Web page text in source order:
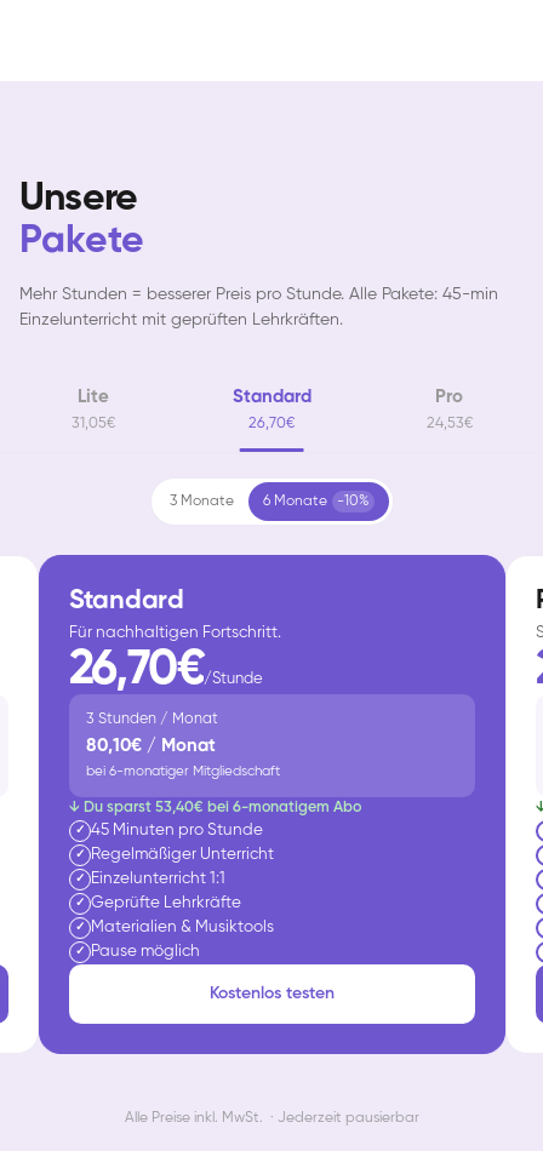
Unsere
Pakete
Mehr Stunden = besserer Preis pro Stunde. Alle Pakete: 45-min
Einzelunterricht mit geprüften Lehrkräften.
Lite
31,05€
Standard
26,70€
Pro
24,53€
3 Monate 6 Monate -10%
Standard
Für nachhaltigen Fortschritt.
26,70€/Stunde
3 Stunden / Monat
80,10€ / Monat
bei 6-monatiger Mitgliedschaft
↓ Du sparst 53,40€ bei 6-monatigem Abo
✓ 45 Minuten pro Stunde
✓ Regelmäßiger Unterricht
✓ Einzelunterricht 1:1
✓ Geprüfte Lehrkräfte
✓ Materialien & Musiktools
✓ Pause möglich
Kostenlos testen
Alle Preise inkl. MwSt. · Jederzeit pausierbar